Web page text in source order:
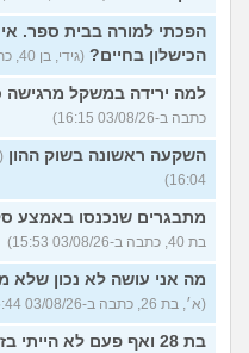
הפכתי למורה בבית ספר.
הכישלון בחיים? (גידי, בן 40, כתב ב-03/08/26 16:24)
למה ירידה במשקל מרגישה
כתבה ב-03/08/26 16:15)
השקעה ראשונה בשוק ההון
16:04)
מתבגרים שנכנסו באמצע
בת 40, כתבה ב-03/08/26 15:53)
מה אני עושה לא נכון שלא
(א׳, בת 26, כתבה ב-03/08/26 15:44)
בת 28 ואף פעם לא